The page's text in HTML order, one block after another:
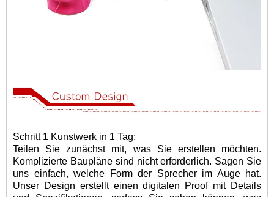
Schritt 1 Kunstwerk in 1 Tag:
Teilen Sie zunächst mit, was Sie erstellen möchten.
Komplizierte Baupläne sind nicht erforderlich. Sagen Sie
uns einfach, welche Form der Sprecher im Auge hat.
Unser Design erstellt einen digitalen Proof mit Details